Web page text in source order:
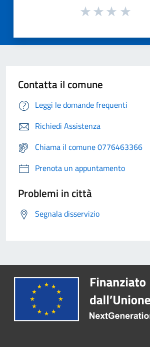
Contatta il comune
Leggi le domande frequenti
Richiedi Assistenza
Chiama il comune 0776463366
Prenota un appuntamento
Problemi in città
Segnala disservizio